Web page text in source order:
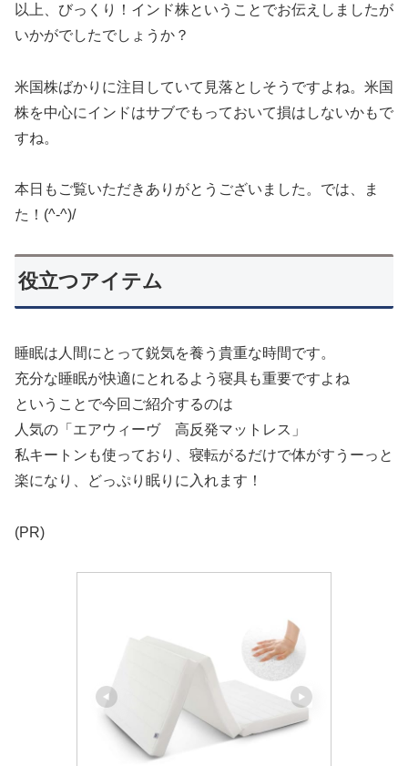
以上、びっくり！インド株ということでお伝えしましたが
いかがでしたでしょうか？
米国株ばかりに注目していて見落としそうですよね。米国
株を中心にインドはサブでもっておいて損はしないかもで
すね。
本日もご覧いただきありがとうございました。では、ま
た！(^-^)/
役立つアイテム
睡眠は人間にとって鋭気を養う貴重な時間です。
充分な睡眠が快適にとれるよう寝具も重要ですよね
ということで今回ご紹介するのは
人気の「エアウィーヴ 高反発マットレス」
私キートンも使っており、寝転がるだけで体がすうーっと
楽になり、どっぷり眠りに入れます！
(PR)